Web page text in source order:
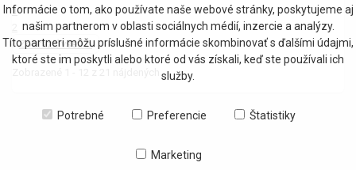
1
Zobraziť všetko
Informácie o tom, ako používate naše webové stránky, poskytujeme aj
našim partnerom v oblasti sociálnych médií, inzercie a analýzy.
Títo partneri môžu príslušné informácie skombinovať s ďalšími údajmi,
ktoré ste im poskytli alebo ktoré od vás získali, keď ste používali ich
služby.
Potrebné Preferencie Štatistiky
Marketing